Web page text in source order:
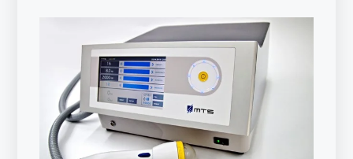
ağrılı bölgeye direkt gönderilmesi
(mechanotransduction) prensibine
dayanmaktadır. Ardı sıra gelen yüksek enerjili ses
dalgaları uygulanan bölgede hücresel, dokusal ve
sistemik seviyede doğal etki ile iyileşme sürecini
uyarmaktadır.